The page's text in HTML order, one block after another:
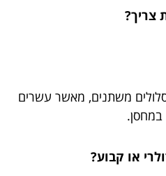
משתנים, מאשר עשרים